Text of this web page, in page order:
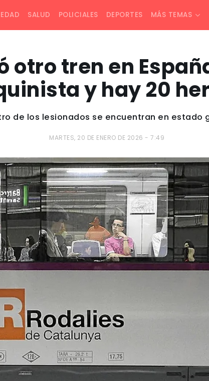
SALUD POLICIALES DEPORTES MÁS TEMAS
otro tren en
y hay 20
de los lesionados se encuentran en estado
MARTES, 20 DE ENERO DE 2026 - 7:49